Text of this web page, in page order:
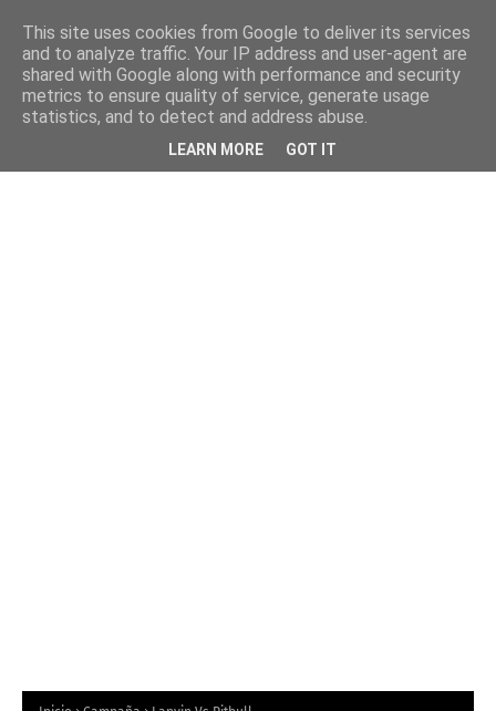
This site uses cookies from Google to deliver its services
and to analyze traffic. Your IP address and user-agent are
shared with Google along with performance and security
metrics to ensure quality of service, generate usage
statistics, and to detect and address abuse.
LEARN MORE GOT IT